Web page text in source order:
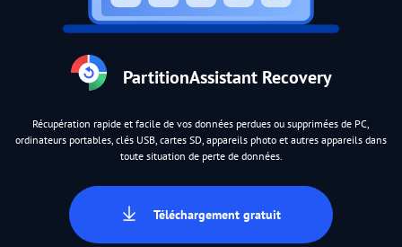
PartitionAssistant Recovery
Récupération rapide et facile de vos données perdues ou supprimées de PC,
ordinateurs portables, clés USB, cartes SD, appareils photo et autres appareils dans
toute situation de perte de données.
Téléchargement gratuit